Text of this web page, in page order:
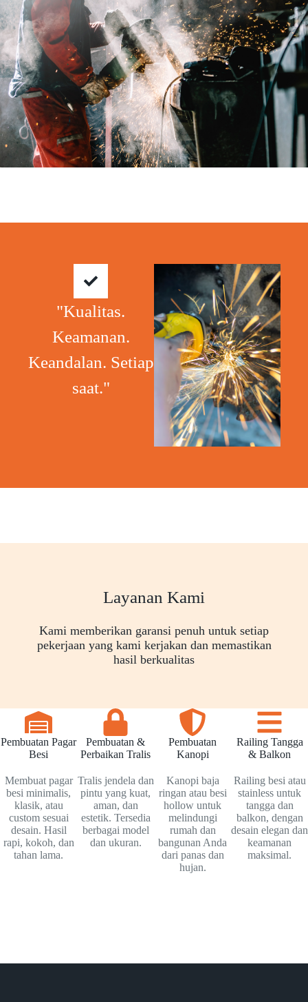
"Kualitas.
Keamanan.
Keandalan. Setiap
saat."
Layanan Kami
Kami memberikan garansi penuh untuk setiap
pekerjaan yang kami kerjakan dan memastikan
hasil berkualitas
Pembuatan Pagar
Besi
Membuat pagar
besi minimalis,
klasik, atau
custom sesuai
desain. Hasil
rapi, kokoh, dan
tahan lama.
Pembuatan &
Perbaikan Tralis
Tralis jendela dan
pintu yang kuat,
aman, dan
estetik. Tersedia
berbagai model
dan ukuran.
Pembuatan
Kanopi
Kanopi baja
ringan atau besi
hollow untuk
melindungi
rumah dan
bangunan Anda
dari panas dan
hujan.
Railing Tangga
& Balkon
Railing besi atau
stainless untuk
tangga dan
balkon, dengan
desain elegan dan
keamanan
maksimal.